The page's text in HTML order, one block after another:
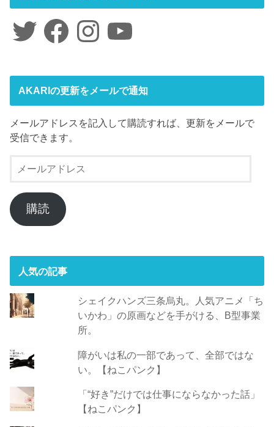
Twitter FacebookInstagramYouTube
AKARIの更新をメールで通知
メールアドレスを記入して購読すれば、更新をメールで
受信できます。
ー
ル
ア
ド
購読
人気の記事
シェイクハンズ三条烏丸。人気アニメ「ち
いかわ」の原画などを手がける、B型事業
所。
障がいは私の一部であって、全部ではな
い。【ねこパンク】
「“好き”だけでは仕事にならなかった話」
【ねこパンク】